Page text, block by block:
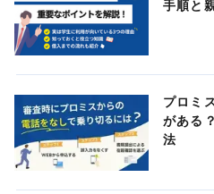
手順と
プロミ
がある
法